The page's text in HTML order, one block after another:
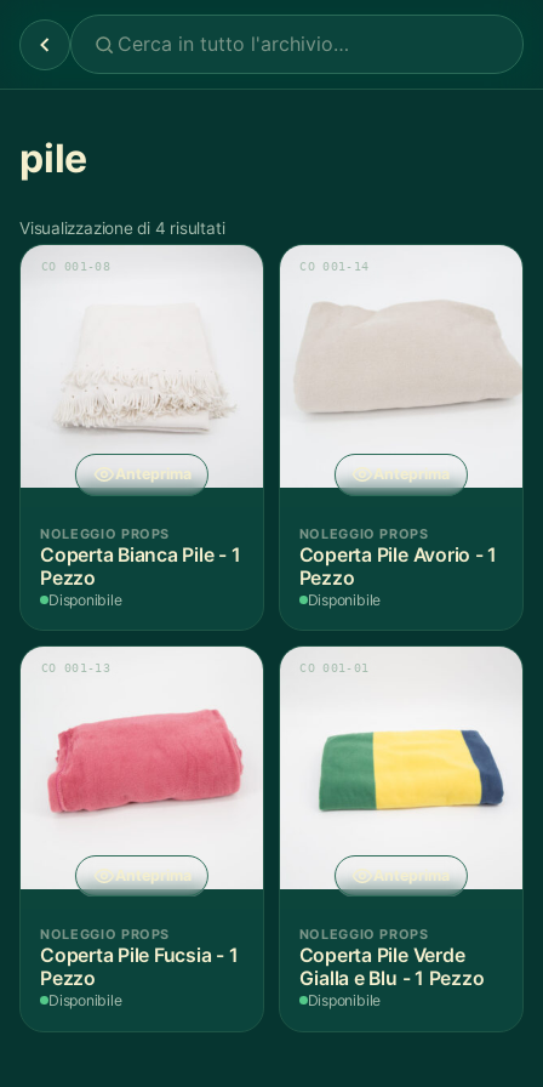
pile
Visualizzazione di 4 risultati
Anteprima
CO 001-08
NOLEGGIO PROPS
Coperta Bianca Pile - 1
Pezzo
Disponibile
Anteprima
CO 001-14
NOLEGGIO PROPS
Coperta Pile Avorio - 1
Pezzo
Disponibile
Anteprima
CO 001-13
NOLEGGIO PROPS
Coperta Pile Fucsia - 1
Pezzo
Disponibile
Anteprima
CO 001-01
NOLEGGIO PROPS
Coperta Pile Verde
Gialla e Blu - 1 Pezzo
Disponibile